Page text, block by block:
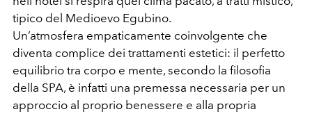
tipico del Medioevo Egubino.
Un’atmosfera empaticamente coinvolgente che
diventa complice dei trattamenti estetici: il perfetto
equilibrio tra corpo e mente, secondo la filosofia
della SPA, è infatti una premessa necessaria per un
approccio al proprio benessere e alla propria